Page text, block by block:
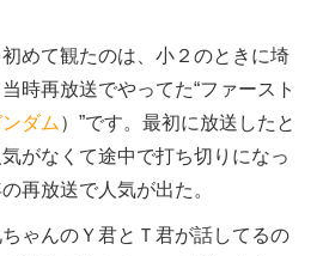
めて観たのは、小２のときに埼
時再放送でやってた“ファースト
ダム ）”です。最初に放送したと
がなくて途中で打ち切りになっ
再放送で人気が出た。
ゃんのＹ君とＴ君が話してるの